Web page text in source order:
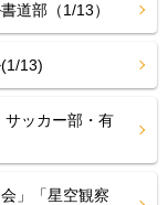
道部（1/13）
13)
ッカー部・有
」「星空観察